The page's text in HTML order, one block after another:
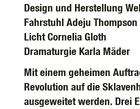
Design und Herstellung
Fahrstuhl Adeju Thompson
Licht Cornelia Gloth
Dramaturgie Karla Mäder
Mit einem geheimen
Revolution auf die
ausgeweitet werden. Drei